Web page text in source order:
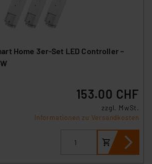
Home 3er-Set LED Controller –
153.00 CHF
zzgl. MwSt.
Informationen zu Versandkosten